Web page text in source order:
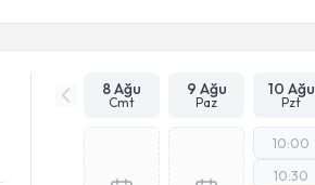
8 Ağu
Cmt
9 Ağu
Paz
10 Ağu
Pzt
10:00
10:30